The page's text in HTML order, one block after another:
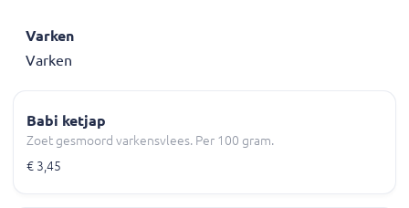
Varken
Varken
Babi ketjap
Zoet gesmoord varkensvlees. Per 100 gram.
€ 3,45